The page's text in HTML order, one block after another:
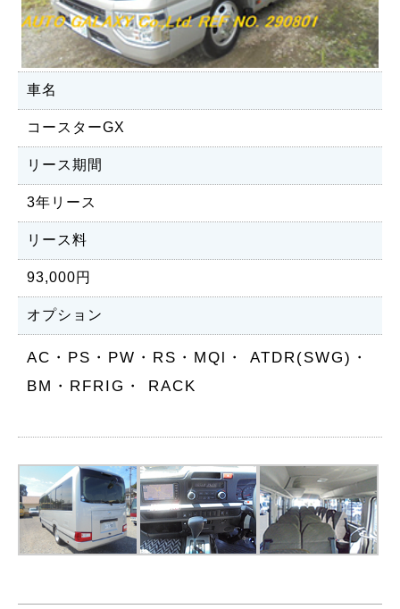
車名
コースターGX
リース期間
3年リース
リース料
93,000円
オプション
AC・PS・PW・RS・MQl・ ATDR(SWG)・
BM・RFRIG・ RACK